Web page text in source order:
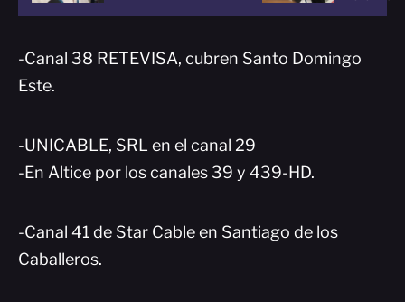
-Canal 38 RETEVISA, cubren Santo Domingo
Este.
-UNICABLE, SRL en el canal 29
-En Altice por los canales 39 y 439-HD.
-Canal 41 de Star Cable en Santiago de los
Caballeros.